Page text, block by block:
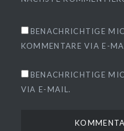
BENACHRICHTIGE
KOMMENTARE VIA E-
BENACHRICHTIGE
VIA E-MAIL.